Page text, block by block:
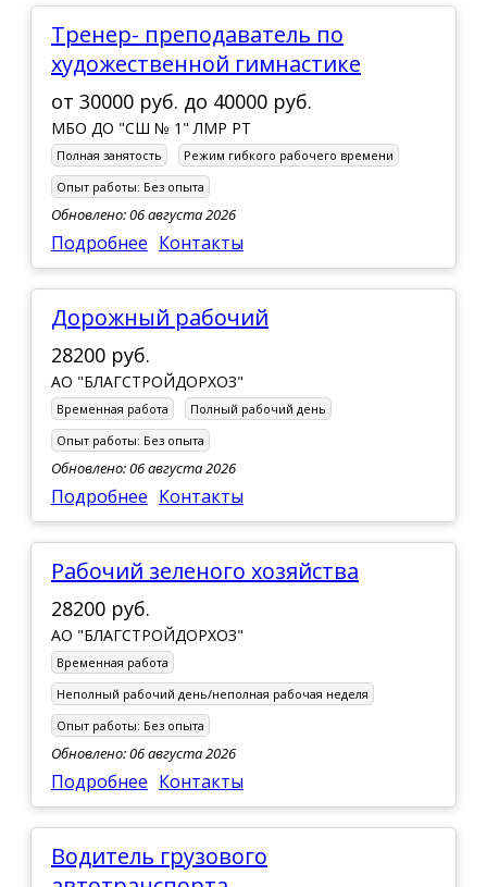
Тренер- преподаватель по
художественной гимнастике
от 30000 руб. до 40000 руб.
МБО ДО "СШ № 1" ЛМР РТ
Полная занятость
Режим гибкого рабочего времени
Опыт работы: Без опыта
Обновлено: 06 августа 2026
Подробнее Контакты
Дорожный рабочий
28200 руб.
АО "БЛАГСТРОЙДОРХОЗ"
Временная работа
Полный рабочий день
Опыт работы: Без опыта
Обновлено: 06 августа 2026
Подробнее Контакты
Рабочий зеленого хозяйства
28200 руб.
АО "БЛАГСТРОЙДОРХОЗ"
Временная работа
Неполный рабочий день/неполная рабочая неделя
Опыт работы: Без опыта
Обновлено: 06 августа 2026
Подробнее Контакты
Водитель грузового